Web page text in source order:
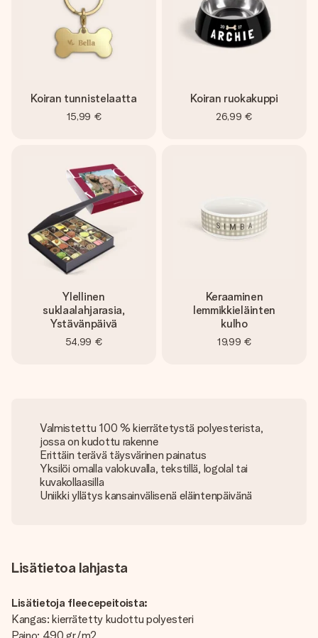
Koiran tunnistelaatta
15,99 €
Koiran ruokakuppi
26,99 €
Ylellinen
suklaalahjarasia,
Ystävänpäivä
54,99 €
Keraaminen
lemmikkieläinten
kulho
19,99 €
Valmistettu 100 % kierrätetystä polyesterista,
jossa on kudottu rakenne
Erittäin terävä täysvärinen painatus
Yksilöi omalla valokuvalla, tekstillä, logolal tai
kuvakollaasilla
Uniikki yllätys kansainvälisenä eläintenpäivänä
Lisätietoa lahjasta
Lisätietoja fleecepeitoista:
Kangas: kierrätetty kudottu polyesteri